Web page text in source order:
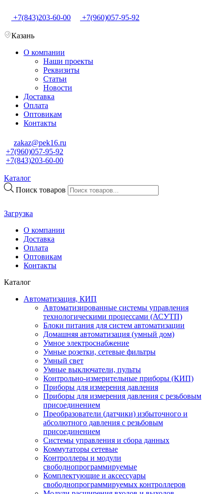
+7(843)203-60-00 +7(960)057-95-92
Казань
О компании
Наши проекты
Реквизиты
Статьи
Новости
Доставка
Оплата
Оптовикам
Контакты
zakaz@pek16.ru
+7(960)057-95-92
+7(843)203-60-00
Каталог
Поиск товаров
Загрузка
О компании
Доставка
Оплата
Оптовикам
Контакты
Каталог
Автоматизация, КИП
Автоматизированные системы управления
технологическими процессами (АСУТП)
Блоки питания для систем автоматизации
Домашняя автоматизация (умный дом)
Умное электроснабжение
Умные розетки, сетевые фильтры
Умный свет
Умные выключатели, пульты
Контрольно-измерительные приборы (КИП)
Приборы для измерения давления
Приборы для измерения давления с резьбовым
присоединением
Преобразователи (датчики) избыточного и
абсолютного давления с резьбовым
присоединением
Системы управления и сбора данных
Коммутаторы сетевые
Контроллеры и модули
свободнопрограммируемые
Комплектующие и аксессуары
свободнопрограммируемых контроллеров